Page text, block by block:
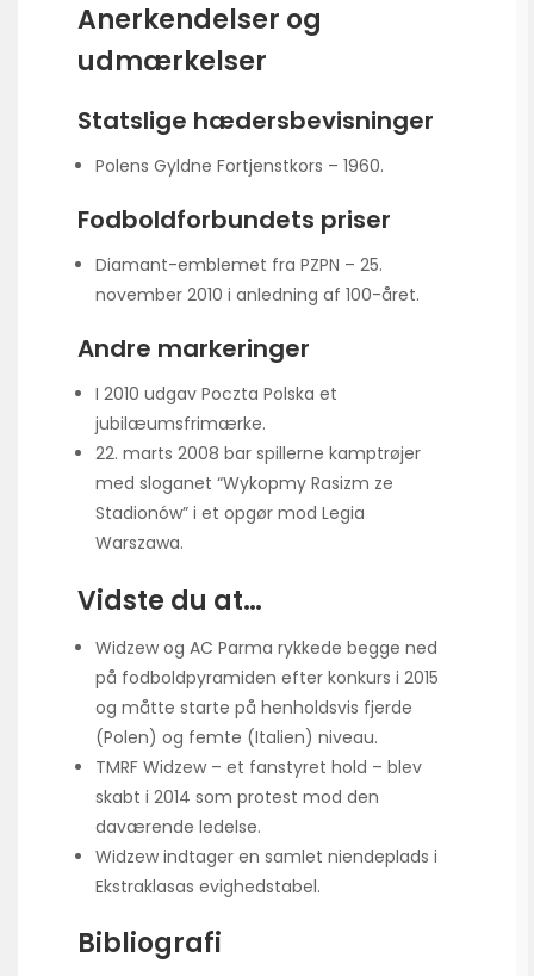
Anerkendelser og
udmærkelser
Statslige hædersbevisninger
Polens Gyldne Fortjenstkors – 1960.
Fodboldforbundets priser
Diamant-emblemet fra PZPN – 25.
november 2010 i anledning af 100-året.
Andre markeringer
I 2010 udgav Poczta Polska et
jubilæumsfrimærke.
22. marts 2008 bar spillerne kamptrøjer
med sloganet “Wykopmy Rasizm ze
Stadionów” i et opgør mod Legia
Warszawa.
Vidste du at…
Widzew og AC Parma rykkede begge ned
på fodboldpyramiden efter konkurs i 2015
og måtte starte på henholdsvis fjerde
(Polen) og femte (Italien) niveau.
TMRF Widzew – et fanstyret hold – blev
skabt i 2014 som protest mod den
daværende ledelse.
Widzew indtager en samlet niendeplads i
Ekstraklasas evighedstabel.
Bibliografi